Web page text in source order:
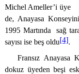
Michel Ameller’i
de, Anayasa
1995 Martında sağ
sayısı ise beş oldu[4].
Fransız Anayasa
dokuz üyeden beşi